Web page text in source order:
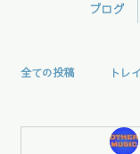
ブログ
全ての投稿 トレ